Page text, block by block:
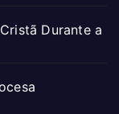
Durante a